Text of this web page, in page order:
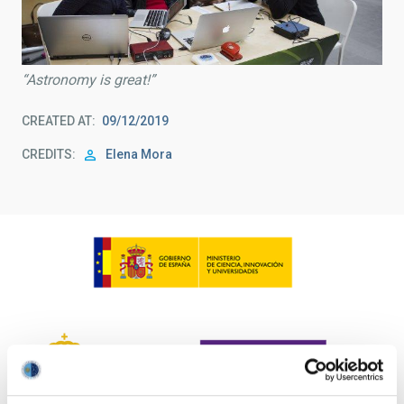
“Astronomy is great!”
CREATED AT 09/12/2019
CREDITS Elena Mora